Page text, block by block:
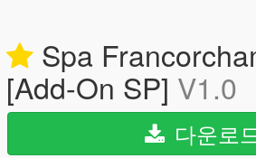
Spa
[Add-On SP] V1.0
다운로